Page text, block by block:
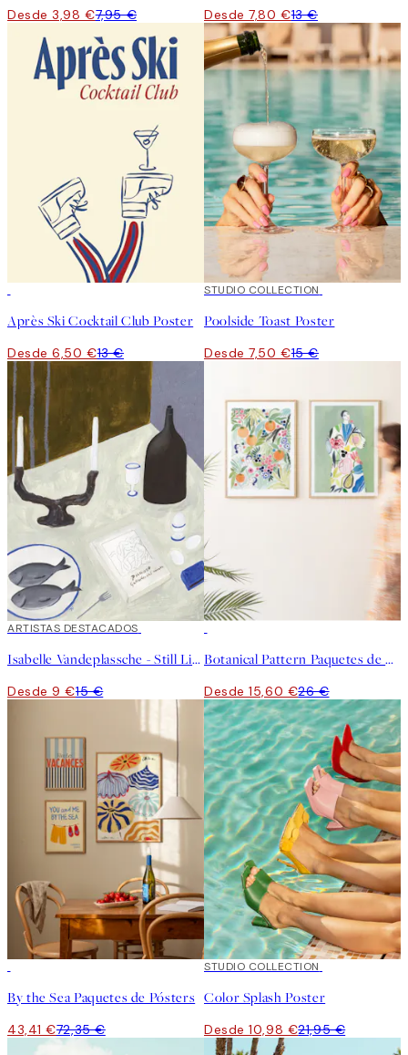
Desde 3,98 €7,95 € Desde 7,80 €13 €
Après Ski Cocktail Club Poster
Desde 6,50 €13 €
50%*
STUDIO COLLECTION
Poolside Toast Poster
Desde 7,50 €15 €
40%*
ARTISTAS DESTACADOS
Isabelle Vandeplassche - Still Life with Fish Poster
Desde 9 €15 €
Botanical Pattern Paquetes de Pósters
Desde 15,60 €26 €
By the Sea Paquetes de Pósters
43,41 €72,35 €
50%*
STUDIO COLLECTION
Color Splash Poster
Desde 10,98 €21,95 €